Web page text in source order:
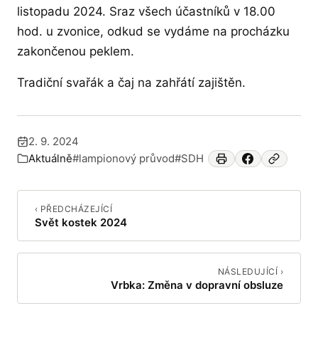
listopadu 2024. Sraz všech účastníků v 18.00
hod. u zvonice, odkud se vydáme na procházku
zakončenou peklem.
Tradiční svařák a čaj na zahřátí zajištěn.
Publikováno:
2. 9. 2024
Zařazeno v:
Aktuálně#lampionový průvod#SDH
‹ PŘEDCHÁZEJÍCÍ
Svět kostek 2024
NÁSLEDUJÍCÍ ›
Vrbka: Změna v dopravní obsluze